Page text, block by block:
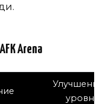
Arena
Улучшение
уровнях